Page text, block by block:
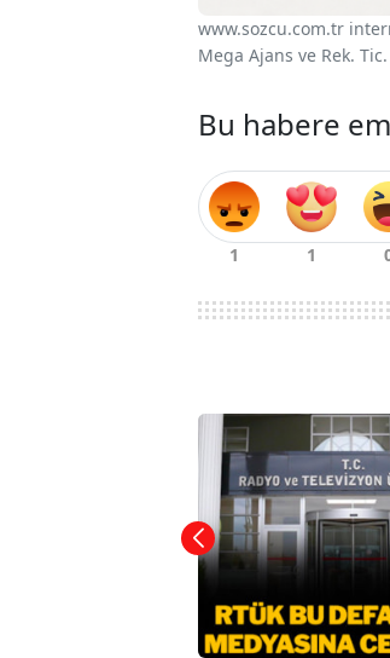
www.sozcu.com.tr
Mega Ajans ve Rek.
Bu habere